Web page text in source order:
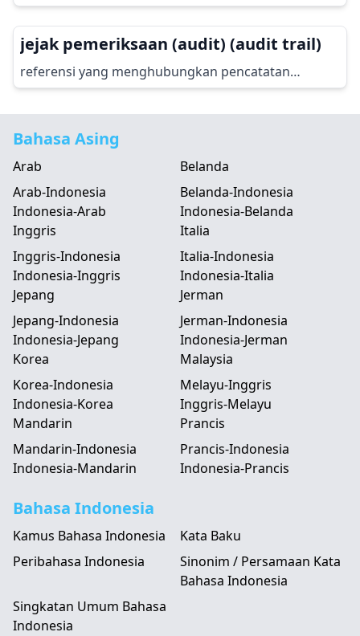
jejak pemeriksaan (audit) (audit trail)
referensi yang menghubungkan pencatatan
transaksi…
Bahasa Asing
Arab
Arab-Indonesia
Indonesia-Arab
Belanda
Belanda-Indonesia
Indonesia-Belanda
Inggris
Inggris-Indonesia
Indonesia-Inggris
Italia
Italia-Indonesia
Indonesia-Italia
Jepang
Jepang-Indonesia
Indonesia-Jepang
Jerman
Jerman-Indonesia
Indonesia-Jerman
Korea
Korea-Indonesia
Indonesia-Korea
Malaysia
Melayu-Inggris
Inggris-Melayu
Mandarin
Mandarin-Indonesia
Indonesia-Mandarin
Prancis
Prancis-Indonesia
Indonesia-Prancis
Bahasa Indonesia
Kamus Bahasa Indonesia
Kata Baku
Peribahasa Indonesia
Sinonim / Persamaan Kata
Bahasa Indonesia
Singkatan Umum Bahasa
Indonesia